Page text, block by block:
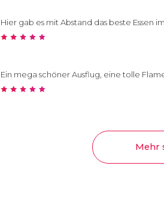
Hier gab es mit Abstand das beste Essen
Ein mega schöner Ausflug, eine tolle
Mehr